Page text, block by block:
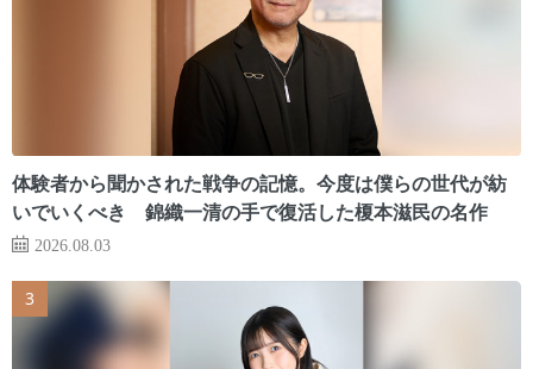
体験者から聞かされた戦争の記憶。今度は僕らの世代が紡
いでいくべき 錦織一清の手で復活した榎本滋民の名作
2026.08.03